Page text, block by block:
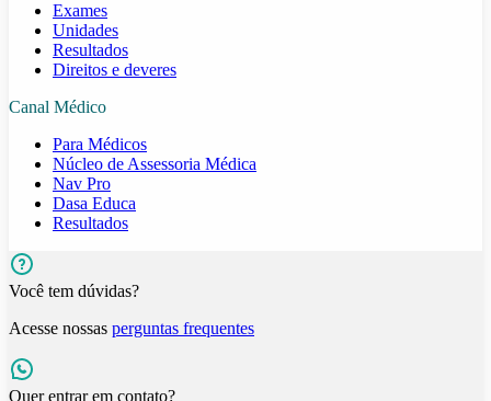
Exames
Unidades
Resultados
Direitos e deveres
Canal Médico
Para Médicos
Núcleo de Assessoria Médica
Nav Pro
Dasa Educa
Resultados
Você tem dúvidas?
Acesse nossas perguntas frequentes
Quer entrar em contato?